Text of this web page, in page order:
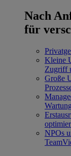
Nach
für
Kleine
Zugriff
Große
NPOs